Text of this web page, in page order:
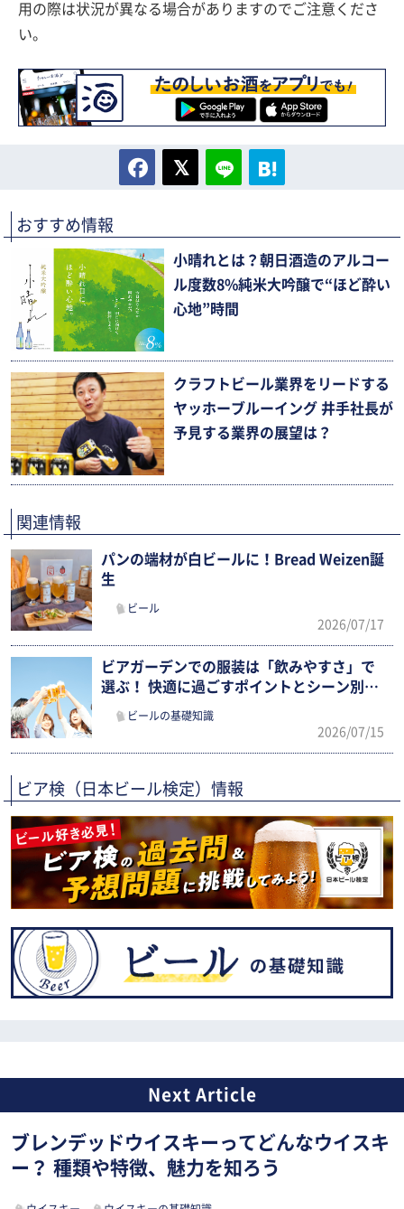
用の際は状況が異なる場合がありますのでご注意くださ
い。
おすすめ情報
小晴れとは？朝日酒造のアルコー
ル度数8%純米大吟醸で“ほど酔い
心地”時間
クラフトビール業界をリードする
ヤッホーブルーイング 井手社長が
予見する業界の展望は？
関連情報
パンの端材が白ビールに！Bread Weizen誕
生
ビール
2026/07/17
ビアガーデンでの服装は「飲みやすさ」で
選ぶ！ 快適に過ごすポイントとシーン別ま
ビールの基礎知識
2026/07/15
ビア検（日本ビール検定）情報
ブレンデッドウイスキーってどんなウイスキ
ー？ 種類や特徴、魅力を知ろう